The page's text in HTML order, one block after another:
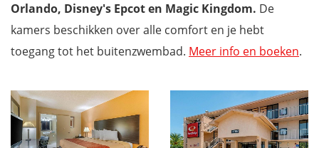
Orlando, Disney's Epcot en Magic Kingdom. De
kamers beschikken over alle comfort en je hebt
toegang tot het buitenzwembad. Meer info en boeken.